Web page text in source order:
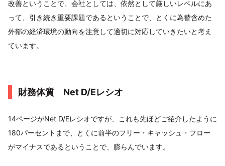
改善ということで、会社としては、依然として厳しいレベルにあ
って、引き続き重要課題であるということで、とくに為替含めた
外部の経済環境の動向を注意して適切に対応していきたいと考え
ています。
財務体質 Net D/Eレシオ
14ページがNet D/Eレシオですが、これも先ほどご紹介したように
180パーセントまで、とくに前半のフリー・キャッシュ・フロー
がマイナスであるということで、膨らんでいます。